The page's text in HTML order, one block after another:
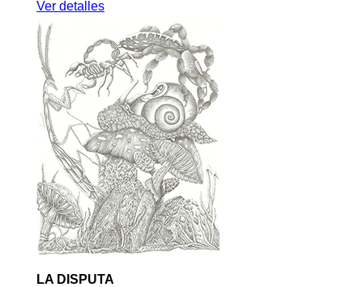
Ver detalles
LA DISPUTA